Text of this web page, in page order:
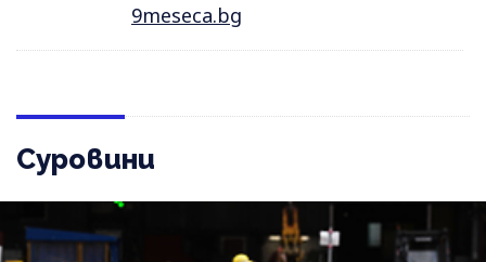
9meseca.bg
Суровини